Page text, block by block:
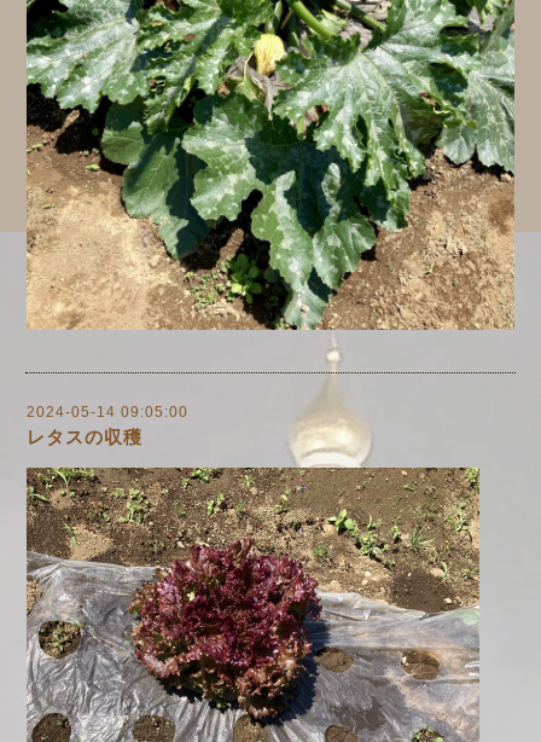
2024-05-14 09:05:00
レタスの収穫